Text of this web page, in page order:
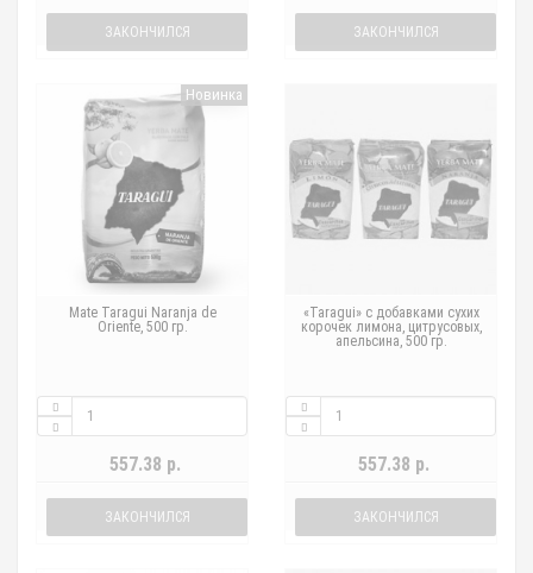
ЗАКОНЧИЛСЯ ЗАКОНЧИЛСЯ
Новинка
Mate Taragui Naranja de
Oriente, 500 гр.
557.38 р.
ЗАКОНЧИЛСЯ
«Taragui» с добавками сухих
корочек лимона, цитрусовых,
апельсина, 500 гр.
557.38 р.
ЗАКОНЧИЛСЯ